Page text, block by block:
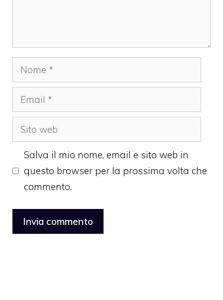
Nome
Email
Sito
web
Salva il mio nome, email e sito web in
questo browser per la prossima volta che
commento.